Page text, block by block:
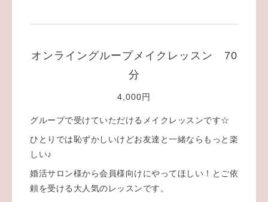
オンライングループメイクレッスン 70
分
4,000円
グループで受けていただけるメイクレッスンです☆
ひとりでは恥ずかしいけどお友達と一緒ならもっと楽
しい♪
婚活サロン様から会員様向けにやってほしい！とご依
頼を受ける大人気のレッスンです。